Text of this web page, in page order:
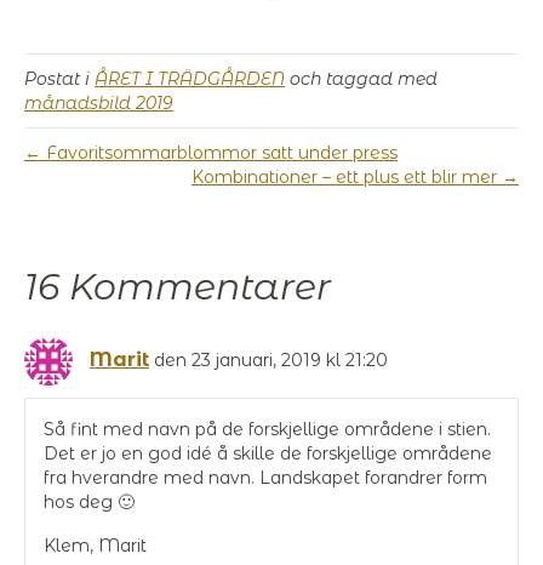
Postat i ÅRET I TRÄDGÅRDEN och taggad med
månadsbild 2019
← Favoritsommarblommor satt under press
Kombinationer – ett plus ett blir mer →
16 Kommentarer
Marit den 23 januari, 2019 kl 21:20
Så fint med navn på de forskjellige områdene i stien.
Det er jo en god idé å skille de forskjellige områdene
fra hverandre med navn. Landskapet forandrer form
hos deg 🙂
Klem, Marit